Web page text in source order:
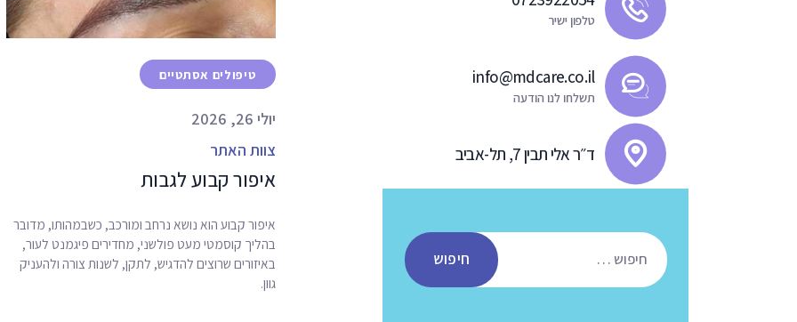
טיפולים אסתטיים
יולי 26, 2026
צוות האתר
איפור קבוע לגבות
איפור קבוע הוא נושא נרחב ומורכב, כשבמהותו, מדובר
בהליך קוסמטי מעט פולשני, מחדירים פיגמנט לעור,
באיזורים שרוצים להדגיש, לתקן, לשנות צורה ולהעניק
גוון.
טלפון ישיר
info@mdcare.co.il
תשלחו לנו הודעה
ד״ר אלי תבין 7, תל-אביב
חיפוש: